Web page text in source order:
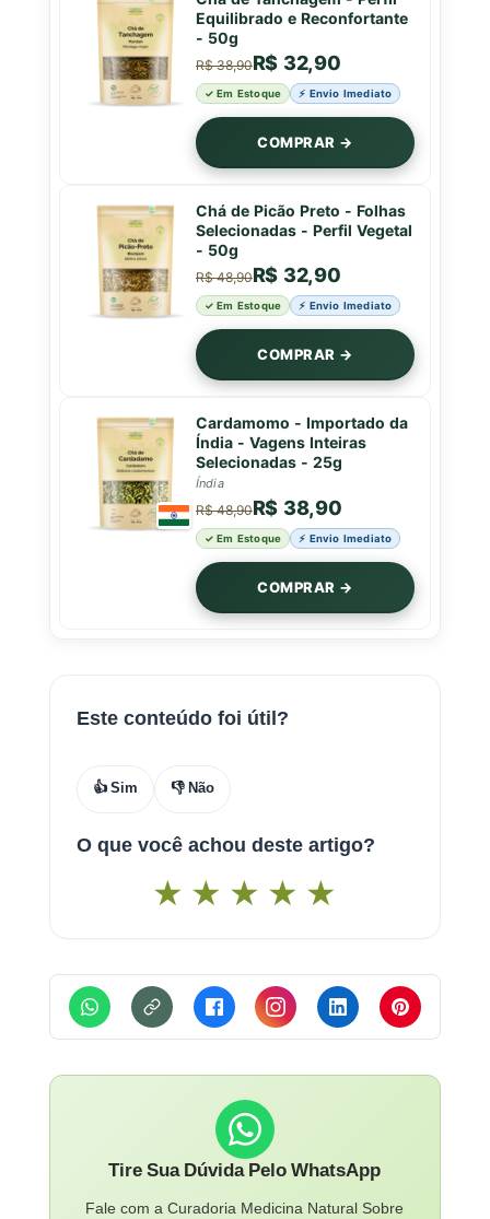
Equilibrado e Reconfortante
- 50g
R$ 38,90R$ 32,90
✓ Em Estoque ⚡ Envio Imediato
COMPRAR →
Chá de Picão Preto - Folhas
Selecionadas - Perfil Vegetal
- 50g
R$ 48,90R$ 32,90
✓ Em Estoque ⚡ Envio Imediato
COMPRAR →
Cardamomo - Importado da
Índia - Vagens Inteiras
Selecionadas - 25g
Índia
R$ 48,90R$ 38,90
✓ Em Estoque ⚡ Envio Imediato
COMPRAR →
Este conteúdo foi útil?
👍 Sim 👎 Não
O que você achou deste artigo?
★ ★ ★ ★ ★
Tire Sua Dúvida Pelo WhatsApp
Fale com a Curadoria Medicina Natural Sobre